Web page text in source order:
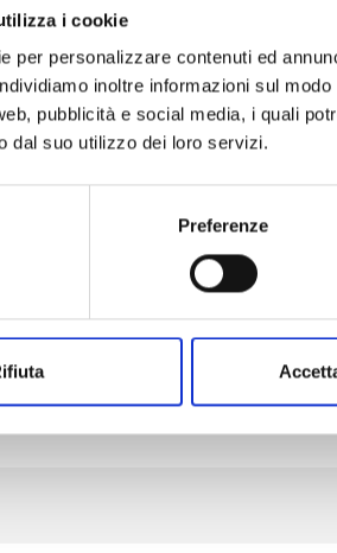
i cookie
per personalizzare contenuti ed
inoltre informazioni sul
pubblicità e social media, i quali
dal suo utilizzo dei loro servizi.
Preferenze